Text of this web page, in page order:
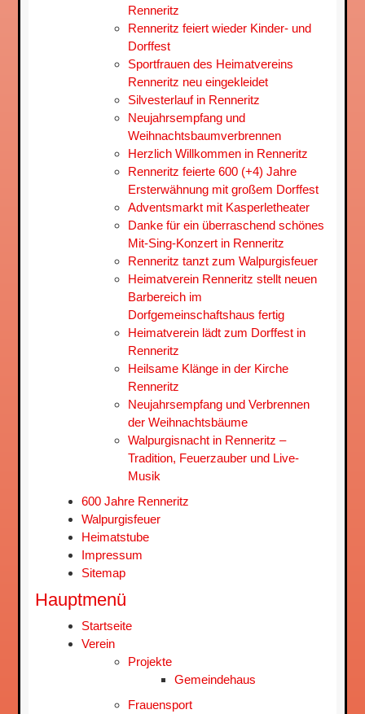
Renneritz
Renneritz feiert wieder Kinder- und
Dorffest
Sportfrauen des Heimatvereins
Renneritz neu eingekleidet
Silvesterlauf in Renneritz
Neujahrsempfang und
Weihnachtsbaum­verbrennen
Herzlich Willkommen in Renneritz
Renneritz feierte 600 (+4) Jahre
Ersterwähnung mit großem Dorffest
Adventsmarkt mit Kasperletheater
Danke für ein überraschend schönes
Mit-Sing-Konzert in Renneritz
Renneritz tanzt zum Walpurgisfeuer
Heimatverein Renneritz stellt neuen
Barbereich im
Dorfgemeinschaftshaus fertig
Heimatverein lädt zum Dorffest in
Renneritz
Heilsame Klänge in der Kirche
Renneritz
Neujahrsempfang und Verbrennen
der Weihnachtsbäume
Walpurgisnacht in Renneritz –
Tradition, Feuerzauber und Live-
Musik
600 Jahre Renneritz
Walpurgisfeuer
Heimatstube
Impressum
Sitemap
Hauptmenü
Startseite
Verein
Projekte
Gemeindehaus
Frauensport